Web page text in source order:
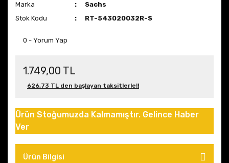
Marka
Sachs
Stok Kodu
RT-543020032R-S
0 - Yorum Yap
1.749,00 TL
626,73 TL den başlayan taksitlerle!!
Ürün Stoğumuzda Kalmamıştır. Gelince Haber
Ver
Ürün Bilgisi